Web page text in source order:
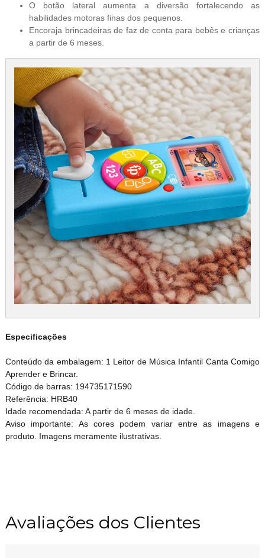
O botão lateral aumenta a diversão fortalecendo as
habilidades motoras finas dos pequenos.
Encoraja brincadeiras de faz de conta para bebês e crianças
a partir de 6 meses.
Especificações
Conteúdo da embalagem: 1 Leitor de Música Infantil Canta Comigo
Aprender e Brincar.
Código de barras: 194735171590
Referência: HRB40
Idade recomendada: A partir de 6 meses de idade.
Aviso importante: As cores podem variar entre as imagens e
produto. Imagens meramente ilustrativas.
Avaliações dos Clientes